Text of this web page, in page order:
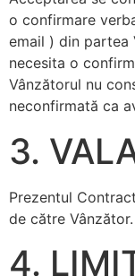
o confirmare
email ) din partea
necesita o
Vânzătorul nu
neconfirmată ca
3.
Prezentul
de către Vânzător.
4.